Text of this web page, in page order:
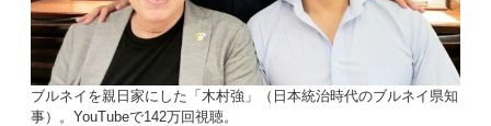
ブルネイを親日家にした「木村強」（日本統治時代のブルネイ県知
事）。YouTubeで142万回視聴。